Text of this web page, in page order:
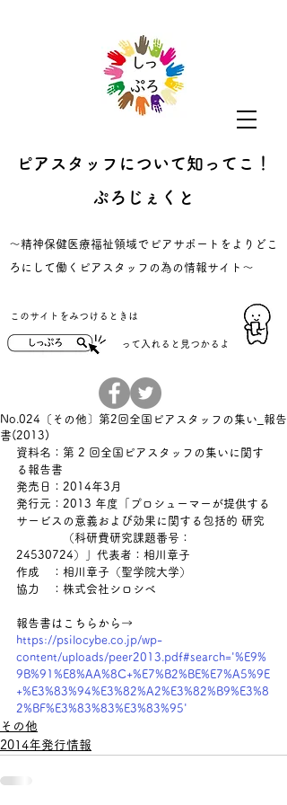
ピアスタッフについて知ってこ！
ぷろじぇくと
​～精神保健医療福祉領域でピアサポートをよりどこ
ろにして働くピアスタッフの為の情報サイト～
​このサイトをみつけるときは
​って入れると見つかるよ
No.024〔その他〕第2回全国ピアスタッフの集い_報告
書(2013)
資料名：第 2 回全国ピアスタッフの集いに関す
る報告書
発売日：2014年3月
発行元：2013 年度「プロシューマーが提供する
サービスの意義および効果に関する包括的 研究
（科研費研究課題番号：
24530724）」代表者：相川章子
作成　：相川章子（聖学院大学）
協力　：株式会社シロシベ
報告書はこちらから→
https://psilocybe.co.jp/wp-
content/uploads/peer2013.pdf#search='%E9%
9B%91%E8%AA%8C+%E7%B2%BE%E7%A5%9E
+%E3%83%94%E3%82%A2%E3%82%B9%E3%8
2%BF%E3%83%83%E3%83%95'
その他
2014年発行情報